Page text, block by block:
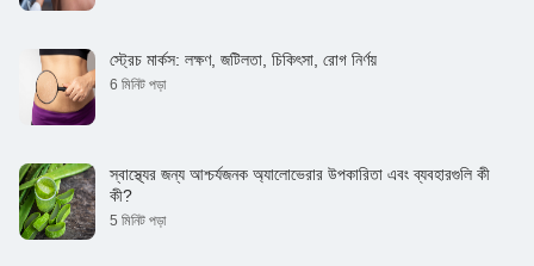
https://www.health.harvard.edu/blog/showering-daily-is-it-
https://www.healthline.com/health/beauty-skin-care/how-often-
should-you-shower#too-often
https://www.healthline.com/health/beauty-skin-care/how-often-
should-you-shower#too-little
https://www.allure.com/story/summer-skin-care-tips-from-
https://www.byrdie.com/moisturizer-bad-for-skin
https://m.dailyhunt.in/news/india/english/curejoy-epaper-
curejoy/10+harmful+side+effects+of+makeup-newsid-
66029881
স্ট্রেচ মার্কস: লক্ষণ, জটিলতা, চিকিৎসা, রোগ নির্ণয়
6 মিনিট পড়া
স্বাস্থ্যের জন্য আশ্চর্যজনক অ্যালোভেরার উপকারিতা এবং ব্যবহারগুলি কী
কী?
5 মিনিট পড়া